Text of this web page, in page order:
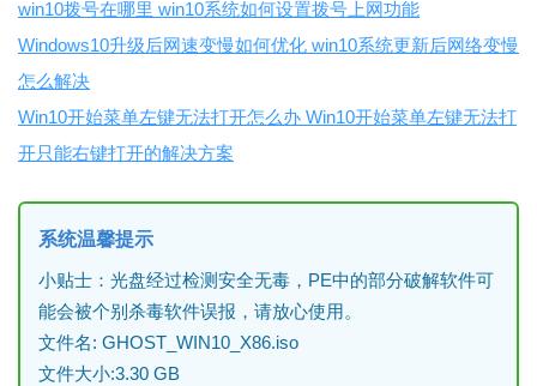
win10拨号在哪里 win10系统如何设置拨号上网功能
Windows10升级后网速变慢如何优化 win10系统更新后网络变慢
怎么解决
Win10开始菜单左键无法打开怎么办 Win10开始菜单左键无法打
开只能右键打开的解决方案
系统温馨提示
小贴士：光盘经过检测安全无毒，PE中的部分破解软件可
能会被个别杀毒软件误报，请放心使用。
文件名: GHOST_WIN10_X86.iso
文件大小:3.30 GB